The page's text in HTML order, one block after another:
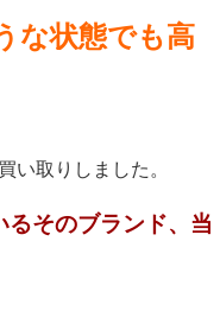
な状態でも高
い取りしました。
そのブランド、当